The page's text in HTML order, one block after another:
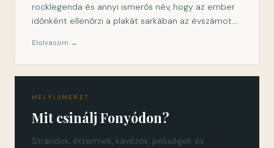
rocklegenda és annyi ismerős név, hogy az ember
időnként ellenőrzi a plakát sarkában az évszámot.…
Elolvasom →
HELYISMERET
Mit csinálj Fonyódon?
Strandok, éttermek, kávézók, pékségek és